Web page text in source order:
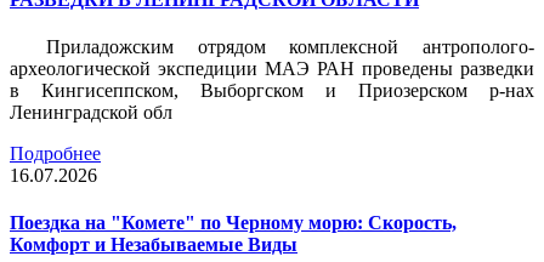
Приладожским отрядом комплексной антрополого-
археологической экспедиции МАЭ РАН проведены разведки
в Кингисеппском, Выборгском и Приозерском р-нах
Ленинградской обл
Подробнее
16.07.2026
Поездка на "Комете" по Черному морю: Скорость,
Комфорт и Незабываемые Виды